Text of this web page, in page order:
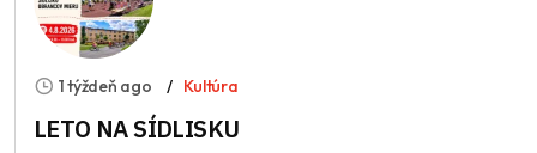
1 týždeň ago Kultúra
LETO NA SÍDLISKU